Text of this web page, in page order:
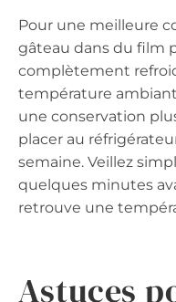
Pour une meilleure
gâteau dans du film
complètement
température
une conservation
placer au
semaine. Veillez
quelques minutes
retrouve une
Astuces